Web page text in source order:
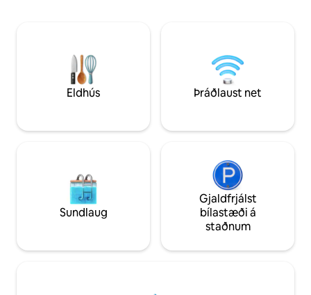
80m2 verönd Þér er boðið
miðbæ líflega
sameinast
ógleymanlegar
Eldhús Þráðlaust net
Sundlaug
Gjaldfrjálst
bílastæði á
staðnum